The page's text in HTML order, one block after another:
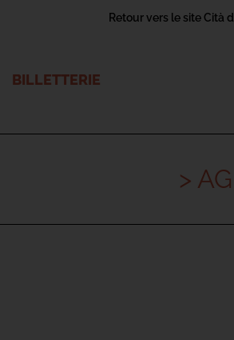
Retour vers le site Cità
BILLETTERIE
>